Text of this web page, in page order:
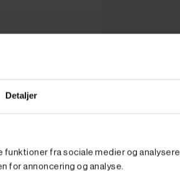
Detaljer
fra sociale medier og
for annoncering og analyse.